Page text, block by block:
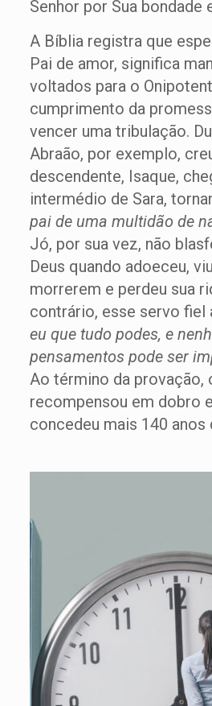
Senhor por Sua bondade
A Bíblia registra que
Pai de amor, significa
voltados para o
cumprimento da
vencer uma tribulação.
Abraão, por exemplo,
descendente, Isaque,
intermédio de Sara,
pai de uma multidão de
Jó, por sua vez, não
Deus quando adoeceu,
morrerem e perdeu sua
contrário, esse servo fiel
eu que tudo podes, e
pensamentos pode ser
Ao término da provação,
recompensou em dobro
concedeu mais 140 anos